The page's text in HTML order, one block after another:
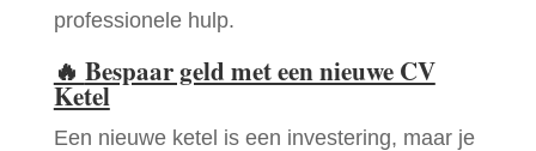
professionele hulp.
🔥 Bespaar geld met een nieuwe CV
Ketel
Een nieuwe ketel is een investering, maar je